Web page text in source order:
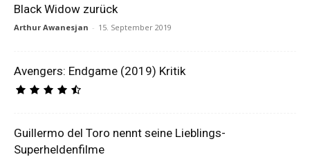
Black Widow zurück
Arthur Awanesjan - 15. September 2019
Avengers: Endgame (2019) Kritik
Guillermo del Toro nennt seine Lieblings-
Superheldenfilme